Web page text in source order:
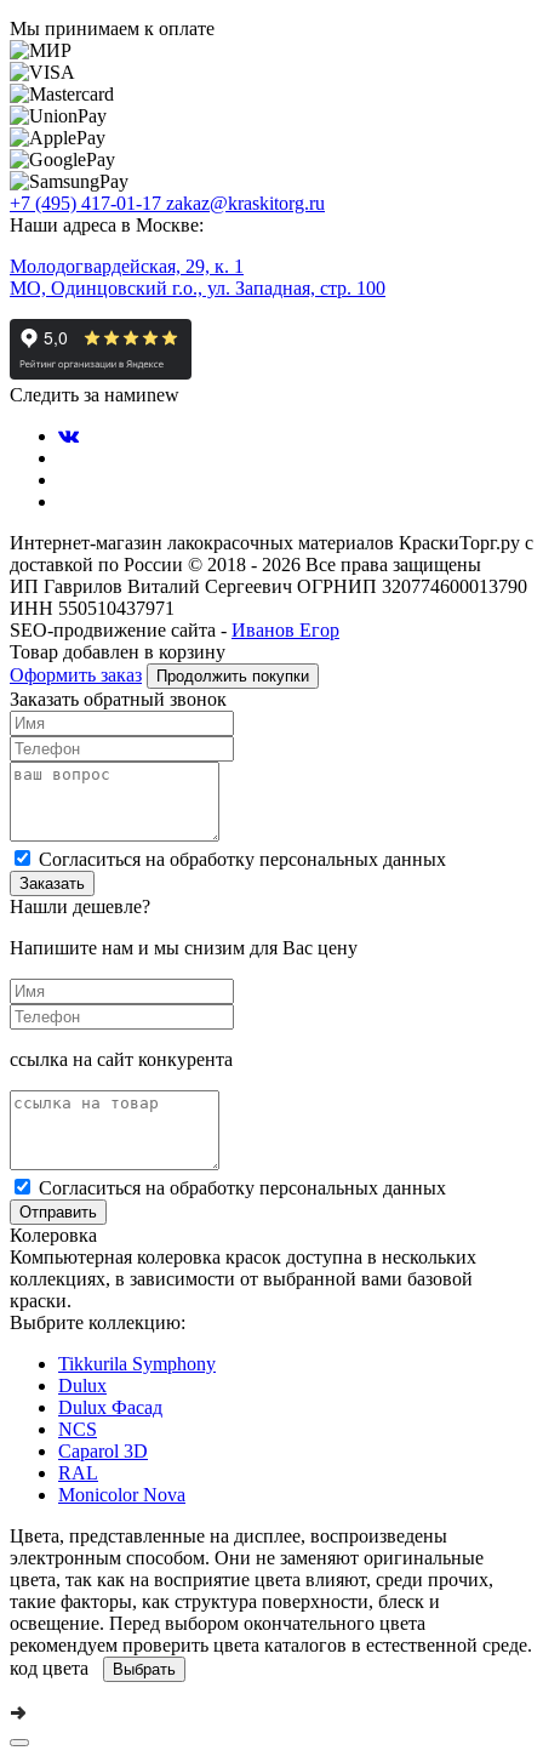
Мы принимаем к оплате
+7 (495) 417-01-17 zakaz@kraskitorg.ru
Наши адреса в Москве:
Молодогвардейская, 29, к. 1
МО, Одинцовский г.о., ул. Западная, стр. 100
Следить за намиnew
Интернет-магазин лакокрасочных материалов КраскиТорг.ру с
доставкой по России © 2018 - 2026 Все права защищены
ИП Гаврилов Виталий Сергеевич ОГРНИП 320774600013790
ИНН 550510437971
SEO-продвижение сайта - Иванов Егор
Товар добавлен в корзину
Оформить заказ
Продолжить покупки
Заказать обратный звонок
Cогласиться на обработку персональных данных
Заказать
Нашли дешевле?
Напишите нам и мы снизим для Вас цену
ссылка на сайт конкурента
Cогласиться на обработку персональных данных
Отправить
Колеровка
Компьютерная колеровка красок доступна в нескольких
коллекциях, в зависимости от выбранной вами базовой
краски.
Выбрите коллекцию:
Tikkurila Symphony
Dulux
Dulux Фасад
NCS
Caparol 3D
RAL
Monicolor Nova
Цвета, представленные на дисплее, воспроизведены
электронным способом. Они не заменяют оригинальные
цвета, так как на восприятие цвета влияют, среди прочих,
такие факторы, как структура поверхности, блеск и
освещение. Перед выбором окончательного цвета
рекомендуем проверить цвета каталогов в естественной среде.
код цвета
Выбрать